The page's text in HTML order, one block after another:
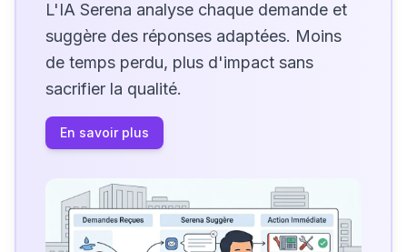
L'IA Serena analyse chaque demande et
suggère des réponses adaptées. Moins
de temps perdu, plus d'impact sans
sacrifier la qualité.
En savoir plus